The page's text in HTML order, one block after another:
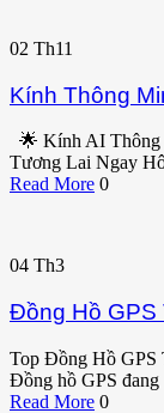
02 Th11
Kính Thông
🌟 Kính AI Thông
Tương Lai Ngay
Read More 0
04 Th3
Đồng Hồ GPS
Top Đồng Hồ GPS
Đồng hồ GPS đang
Read More 0